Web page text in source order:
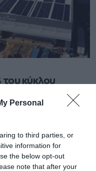
Personal
to third parties, or
information for
the below opt-out
note that after your
κύκλου